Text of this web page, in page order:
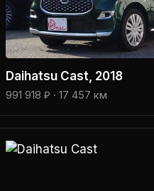
Daihatsu Cast , 2018
991 918 ₽ · 17 457 км